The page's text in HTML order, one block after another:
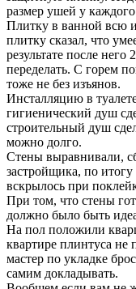
размер ушей у
Плитку в ванной всю
плитку сказал, что
результате после него
переделать. С горем
тоже не без изъянов.
Инсталляцию в
гигиенический душ
строительный душ
можно долго.
Стены выравнивали,
застройщика, по
вскрылось при
При том, что стены
должно было быть
На пол положили
квартире плинтуса не
мастер по укладке
самим докладывать.